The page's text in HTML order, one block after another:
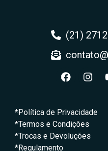
(21)
*Política de Privacidade
*Termos e Condições
*Trocas e Devoluções
*Regulamento